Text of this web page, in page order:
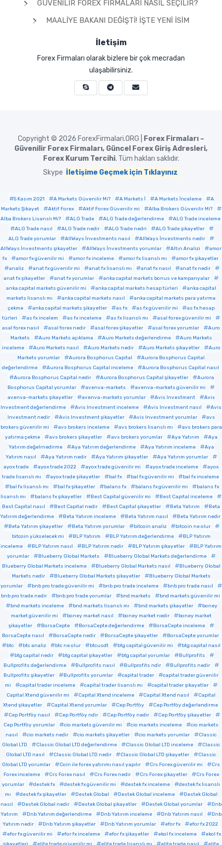
GÜVENILIR FOREX FIRMALARI NASIL SEÇILIR?
MAALIYE BAKANI DEĞIŞTI! İŞTE YENI İSIM
İletişim
Forex Firmaları olarak bizlere bir çok mecradan
ulaşabilirsiniz.
Copyright © 2026 ForexFirmalari.ORG |
Forex Firmaları –
Güvenilir Forex Firmaları, Güncel Forex Giriş Adresleri,
Forex Kurum Tercihi. Tüm hakları saklıdır.
Skype İletişime Geçmek için Tıklayınız
5 Kasım 2021 A Markets Güvenilir Mi? A Markets İ A Markets İnceleme
A
Markets Şikayet
Aktif Forex Aktif Forex Güvenilir mi
Alba Brokers Güvenilir Mi?
Alba Brokers Lisanslı Mı?
ALG Trade ALG Trade değerlendirme
ALG Trade inceleme
ALG Trade nasıl
ALG Trade nedir ALG Trade nedri
ALG Trade şikayetler
ALG Trade yorumlar
AllWays İnvestments nasıl
AllWays İnvestments nedir
AllWays İnvestments şikayetler
AllWays İnvestments yorumlar Altın Analizi
amor
fx
amor fx güvenilir mi amor fx inceleme amor fx lisanslı mı
amor fx şikayetler
analiz
anat fx güvenilir mi anat fx lisanslı mı anat fx nasıl
anat fx nedir
anat fx şikayetler
anat fx yorumlar
anka capital markets bonus ve kampanyalar
anka capital markets güvenilir mi
anka capital markets hesap türleri
anka capital
markets lisanslı mı
anka capital markets nasıl
anka capital markets para yatırma
çekme
anka capital markets şikayetler as fx as fx güvenilir mi
as fx hesap
türleri
as fx incelem as fx inceleme as fx lisanslı mı
asal forex güvenilir mi
asal forex nasıl
asal forex nedir asal forex şikayetler asal forex yorumlar
Auro
Markets
Auro Markets açıklama Auro Markets değerlendirme
Auro Markets
inceleme
Auro Markets nasıl Auro Markets nedir Auro Markets şikayetler
Auro
Markets yorumlar
Aurora Bosphorus Capital
Aurora Bosphorus Capital
değerlendirme
Aurora Bosphorus Capital inceleme
Aurora Bosphorus Capital nasıl
Aurora Bosphorus Capital nedir
Aurora Bosphorus Capital şikayetler
Aurora
Bosphorus Capital yorumlar
avenva-markets
avenva-markets güvenilir mi
avenva-markets şikayetler
avenva-markets yorumlar Avis Investment
Avis
Investment değerlendirme
Avis Investment inceleme Avis Investment nasıl
Avis
Investment nedir
Avis Investment şikayetler Avis Investment yorumlar
avs
brokers güvenilir mi
avs brokers inceleme avs brokers lisanslı mı
avs brokers para
yatırma çekme
avs brokers şikayetler avs brokers yorumlar Aya Yatırım
Aya
Yatırım değelrnedirme
Aya Yatırım değerlendirme Aya Yatırım inceleme
Aya
Yatırım nasıl
Aya Yatırım nedir Aya Yatırım şikayetler
Aya Yatırım yorumlar
ayox trade
ayox trade 2022 ayox trade güvenilir mi ayox trade inceleme
ayox
trade lisanslı mı
ayox trade şikayetler bal fx bal fx güvenilir mi
bal fx inceleme
bal fx lisanslı mı
bal fx şikayetler balans fx balans fx güvenilir mi
balans fx
lisanslı mı
balans fx şikayetler Best Capital güvenilir mi
Best Capital inceleme
Best Capital nasıl
Best Capital nedir Best Capital şikayetler Beta Yatırım
Beta
Yatırım değerlendirme
Beta Yatırım inceleme Beta Yatırım nasıl
Beta Yatırım nedir
Beta Yatırım şikayetler
Beta Yatırım yorumlar bitcoin analiz
bitcoin ne olur
bitcoin yükselecek mi
BLP Yatırım BLP Yatırım değerlendirme
BLP Yatırım
inceleme
BLP Yatırım nasıl BLP Yatırım nedir BLP Yatırım şikayetler
BLP Yatırım
yorumlar
Blueberry Global Markets
Blueberry Global Markets değerlendirme
Blueberry Global Markets inceleme
Blueberry Global Markets nasıl
Blueberry Global
Markets nedir
Blueberry Global Markets şikayetler
Blueberry Global Markets
yorumlar
bnb pro trade güvenilir mi bnb pro trade inceleme
bnb pro trade nasıl
bnb pro trade nedir
bnb pro trade yorumlar bnd markets
bnd markets güvenilir mi
bnd markets inceleme
bnd markets lisanslı mı bnd markets şikayetler
boney
market güvenilir mi
boney market nasıl boney market nedir
boney market
şikayetler
BorsaCepte BorsaCepte değerlendirme
BorsaCepte inceleme
BorsaCepte nasıl
BorsaCepte nedir BorsaCepte şikayetler
BorsaCepte yorumlar
btc
btc analiz btc ne olur btcusdt btg capital güvenilir mi
btg capital nasıl
btg capital nedir
btg capital şikayetler btg capital yorumlar
Bullprofits
Bullprofits değerlendirme
Bullprofits nasıl Bullprofits ndir
Bullprofits nedir
Bullprofits şikayetler
Bullprofits yorumlar capital trader
capital trader güvenilir
mi
capital trader inceleme capital trader lisanslı mı
capital trader şikayetler
Capital Xtend güvenilir mi
Capital Xtend inceleme Capital Xtend nasıl
Capital
Xtend şikayetler
Capital Xtend yorumlar Cep Portföy
Cep Portföy değerlendirme
Cep Portföy nasıl
Cep Portföy ndir Cep Portföy nedir
Cep Portföy şikayetler
Cep Portföy yorumlar
cio markets güvenilir mi cio markets inceleme
cio markets
nasıl
cio markets nedir cio markets şikayetler cio markets yorumlar
Classic
Global LTD
Classic Global LTD değerlendirme Classic Global LTD inceleme
Classic
Global LTD nasıl
Classic Global LTD nedir Classic Global LTD şikayetler
Classic
Global LTD yorumlar
Coin ile forex yatırımı nasıl yapılır Crs Forex güvenilir mi
Crs
Forex inceleme
Crs Forex nasıl Crs Forex nedir Crs Forex şikayetler
Crs Forex
yorumlar
destek fx destek fx güvenilir mi destek fx inceleme
destek fx lisanslı
mı
destek fx şikayetler Destek Global Destek Global inceleme
Destek Global
nasıl
Destek Global nedir Destek Global şikayetler Destek Global yorumlar
Dnb
Yatırım
Dnb Yatırım değerlendirme Dnb Yatırım inceleme Dnb Yatırım nasıl
Dnb
Yatırım nedir
Dnb Yatırım şikayetler Dnb Yatırım yorumlar efor fx
efor fx 2022
efor fx güvenilir mi
efor fx inceleme efor fx şikayetler ekol fx inceleme
ekol fx